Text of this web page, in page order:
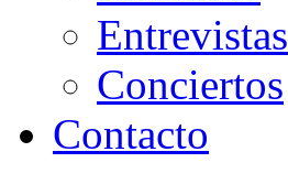
Entrevistas
Conciertos
Contacto